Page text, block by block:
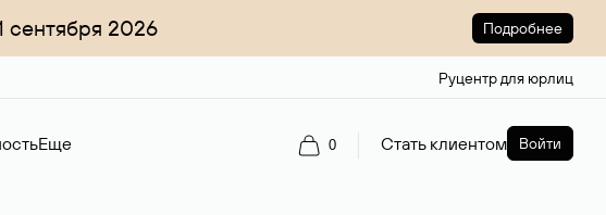
сентября 2026 Подробнее
Руцентр для юрлиц
Еще 0 Стать клиентом Войти